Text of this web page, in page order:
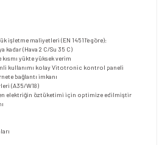
işletme maliyetleri (EN 14511’e göre):
kadar (Hava 2 C/Su 35 C)
yükte yüksek verim
kullanımı kolay Vitotronic kontrol paneli
bağlantı imkanı
(A35/W18)
elektriğin öztüketimi için optimize edilmiştir